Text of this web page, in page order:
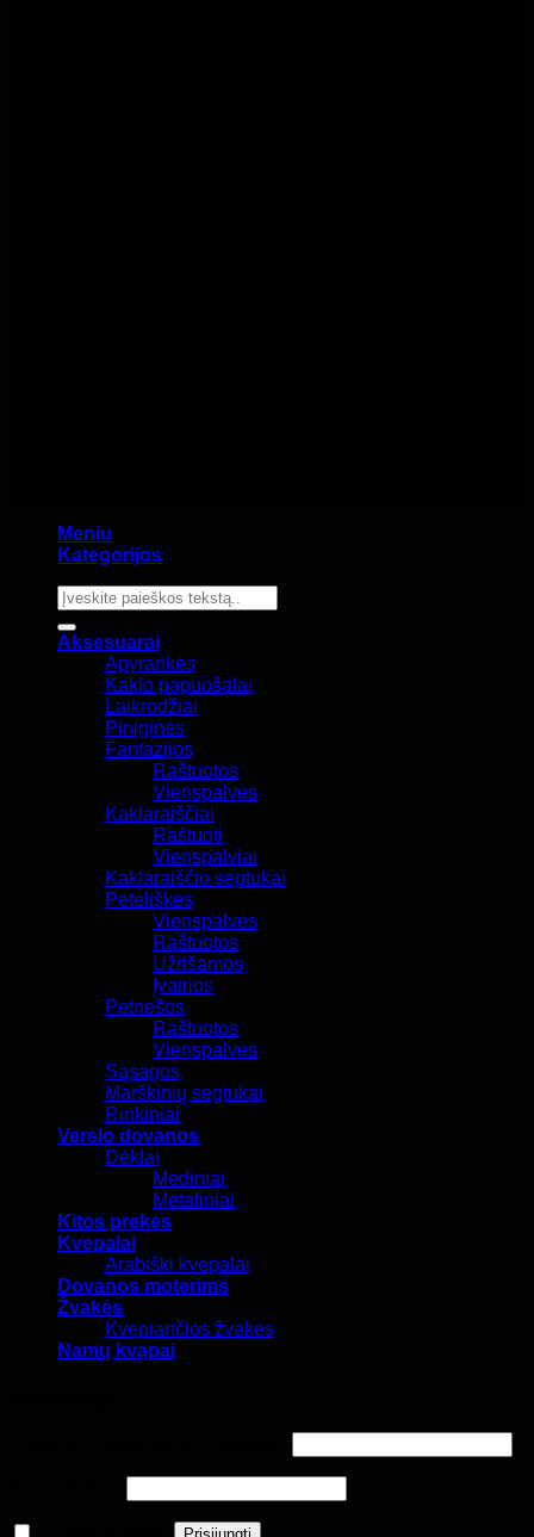
Meniu
Kategorijos
Ieškoti:
Aksesuarai
Apyrankės
Kaklo papuošalai
Laikrodžiai
Piniginės
Fantazijos
Raštuotos
Vienspalvės
Kaklaraiščiai
Raštuoti
Vienspalviai
Kaklaraiščio segtukai
Peteliškės
Vienspalvės
Raštuotos
Užrišamos
Įvairios
Petnešos
Raštuotos
Vienspalvės
Sąsagos
Marškinių segtukai
Rinkiniai
Verslo dovanos
Dėklai
Mediniai
Metaliniai
Kitos prekės
Kvepalai
Arabiški kvepalai
Dovanos moterims
Žvakės
Kvepiančios žvakės
Namų kvapai